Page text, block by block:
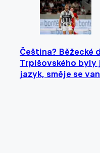
Čeština? Běžecké
Trpišovského byly
jazyk, směje se